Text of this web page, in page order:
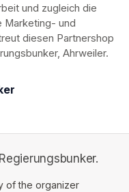
und zugleich die
Marketing- und
diesen Partnershop
Ahrweiler.
tab)
of the organizer